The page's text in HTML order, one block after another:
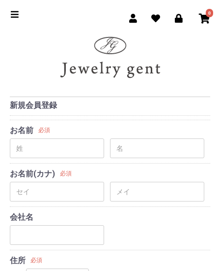
0
新規会員登録
お名前 必須
お名前(カナ) 必須
会社名
住所 必須